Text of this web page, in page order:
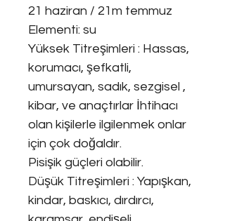
21 haziran / 21m temmuz
Elementi: su
Yüksek Titreşimleri : Hassas,
korumacı, şefkatli,
umursayan, sadık, sezgisel ,
kibar, ve anaçtırlar İhtihacı
olan kişilerle ilgilenmek onlar
için çok doğaldır.
Pisişik güçleri olabilir.
Düşük Titreşimleri : Yapışkan,
kindar, baskıcı, dırdırcı,